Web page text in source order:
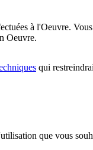
à l'Oeuvre.
Oeuvre.
qui
que vous